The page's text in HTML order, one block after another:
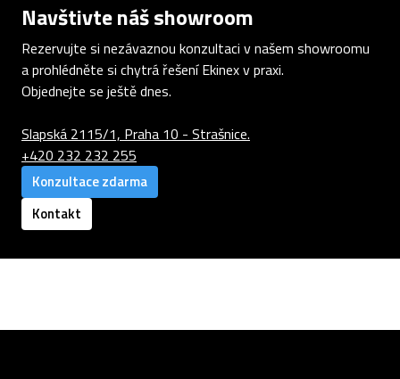
Navštivte náš showroom
Rezervujte si nezávaznou konzultaci v našem showroomu
a prohlédněte si chytrá řešení Ekinex v praxi.
Objednejte se ještě dnes.
Slapská 2115/1, Praha 10 - Strašnice.
+420 232 232 255
Konzultace zdarma
Kontakt